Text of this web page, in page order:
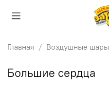
Главная Воздушные шары
Большие сердца